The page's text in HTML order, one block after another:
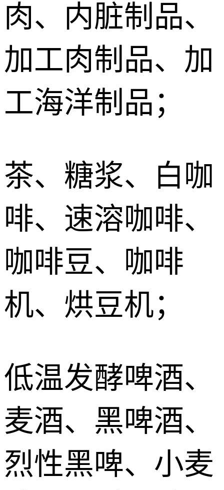
肉、内脏制品、
加工肉制品、加
工海洋制品；
茶、糖浆、白咖
啡、速溶咖啡、
咖啡豆、咖啡
机、烘豆机；
低温发酵啤酒、
麦酒、黑啤酒、
烈性黑啤、小麦